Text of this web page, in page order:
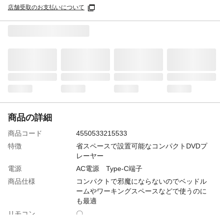
店舗受取のお支払いについて
商品の詳細
商品コード
4550533215533
特徴
省スペースで設置可能なコンパクトDVDプ
レーヤー
電源
AC電源 Type-C端子
商品仕様
コンパクトで邪魔にならないのでベッドル
ームやワーキングスペースなどで使うのに
も最適
リモコン
〇